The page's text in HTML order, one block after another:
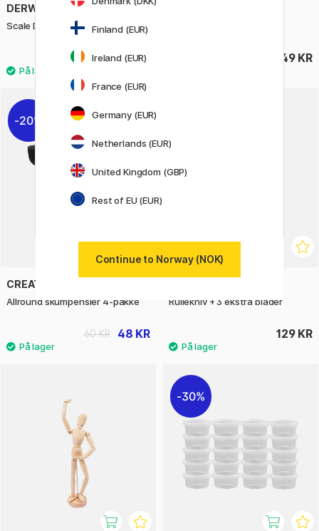
DERWENT
Scale Divider
199 KR 249 KR
20%
CREATIV COMPANY
Allround skumpensler 4-pakke
48 KR
60 KR
Rullekniv + 3 ekstra blader
129 KR
30%
Finland (EUR)
Ireland (EUR)
France (EUR)
Germany (EUR)
Netherlands (EUR)
United Kingdom (GBP)
Rest of EU (EUR)
Continue to Norway (NOK)